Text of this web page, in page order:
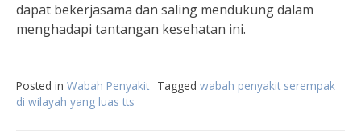
dapat bekerjasama dan saling mendukung dalam
menghadapi tantangan kesehatan ini.
Posted in Wabah Penyakit Tagged wabah penyakit serempak
di wilayah yang luas tts